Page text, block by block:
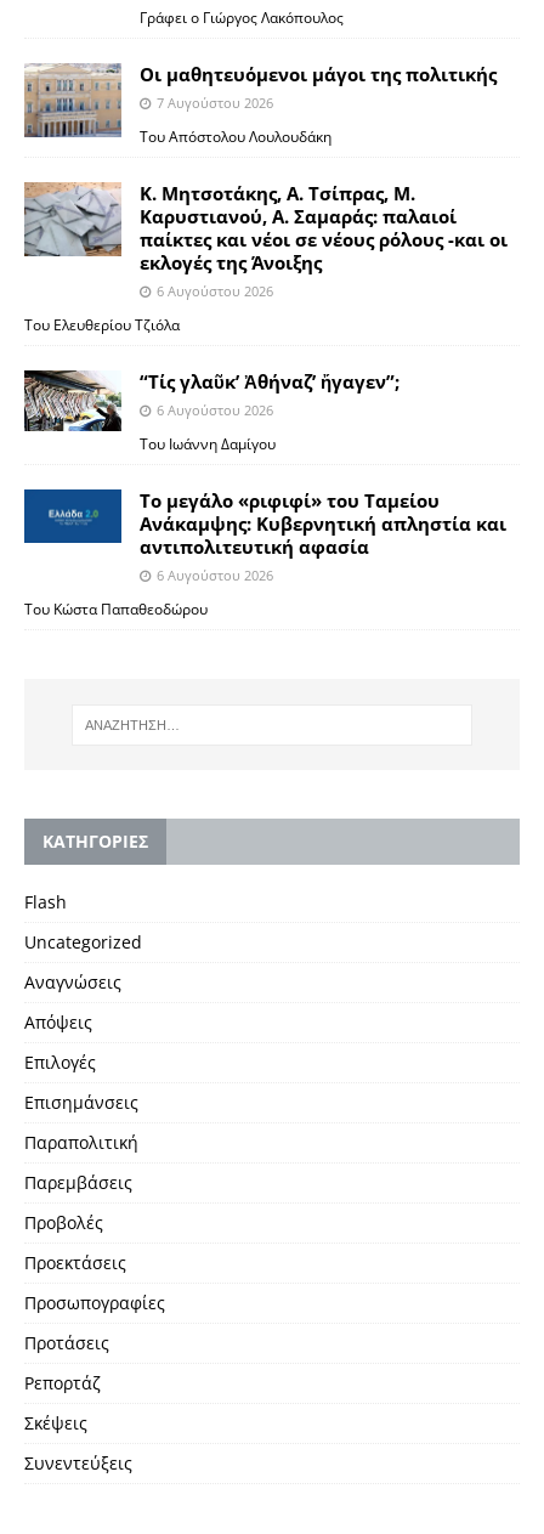
Γράφει ο Γιώργος Λακόπουλος
Οι μαθητευόμενοι μάγοι της πολιτικής
7 Αυγούστου 2026
Του Απόστολου Λουλουδάκη
Κ. Μητσοτάκης, Α. Τσίπρας, Μ.
Καρυστιανού, Α. Σαμαράς: παλαιοί
παίκτες και νέοι σε νέους ρόλους -και οι
εκλογές της Άνοιξης
6 Αυγούστου 2026
Του Ελευθερίου Τζιόλα
“Τίς γλαῦκ’ Ἀθήναζ’ ἤγαγεν”;
6 Αυγούστου 2026
Του Ιωάννη Δαμίγου
Το μεγάλο «ριφιφί» του Ταμείου
Ανάκαμψης: Κυβερνητική απληστία και
αντιπολιτευτική αφασία
6 Αυγούστου 2026
Του Κώστα Παπαθεοδώρου
KΑΤΗΓΟΡΙΕΣ
Flash
Uncategorized
Αναγνώσεις
Απόψεις
Επιλογές
Επισημάνσεις
Παραπολιτική
Παρεμβάσεις
Προβολές
Προεκτάσεις
Προσωπογραφίες
Προτάσεις
Ρεπορτάζ
Σκέψεις
Συνεντεύξεις